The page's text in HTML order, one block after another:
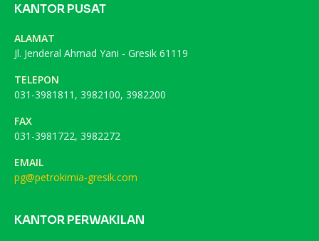
KANTOR PUSAT
ALAMAT
Jl. Jenderal Ahmad Yani - Gresik 61119
TELEPON
031-3981811, 3982100, 3982200
FAX
031-3981722, 3982272
EMAIL
pg@petrokimia-gresik.com
KANTOR PERWAKILAN